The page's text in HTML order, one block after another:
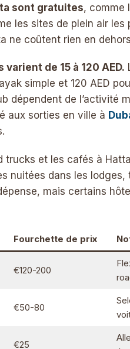
sont gratuites, comme
les sites de plein air les
ne coûtent rien en
de 15 à 120 AED.
simple et 120 AED
dépendent de l’activité
aux sorties en ville à
trucks et les cafés à
nuitées dans les lodges,
mais certains
Fourchette de prix
€120-200
€50-80
€25